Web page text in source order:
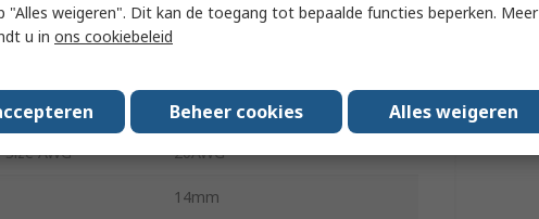
8.0mm
Size mm² 0.5mm²
AWG 20AWG
14mm
"Alles weigeren". Dit kan de toegang tot bepaalde functies beperken. Meer
u in ons cookiebeleid
Beheer cookies Alles weigeren